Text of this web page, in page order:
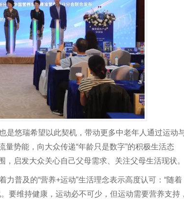
是悠瑞希望以此契机，带动更多中老年人通过运动
势能，向大众传递“年龄只是数字”的积极生活态
，启发大众关心自己父母需求、关注父母生活现状。
普及的“营养+运动”生活理念表示高度认可：“随着
要维持健康，运动必不可少，但运动需要营养支持，